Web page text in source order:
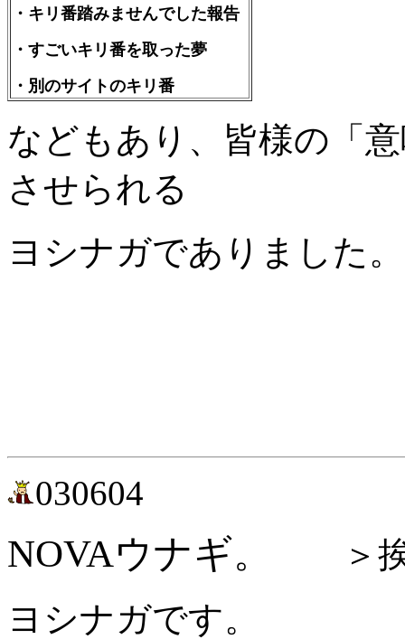
・キリ番踏みませんでした報告
・すごいキリ番を取った夢
・別のサイトのキリ番
などもあり、皆様の「
させられる
ヨシナガでありました
030604
NOVAウナギ。
＞挨
ヨシナガです。